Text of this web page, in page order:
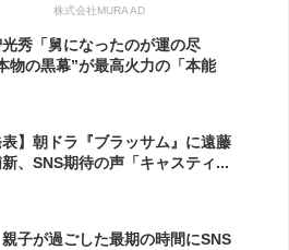
株式会社MURA AD
秀「舅になったのが運の尽
物の黒幕”が最高火力の「本能
表】朝ドラ『ブラッサム』に遠藤
、SNS期待の声「キャスティ...
子が過ごした最期の時間にSNS